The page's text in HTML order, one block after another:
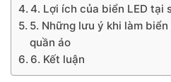
4. Lợi ích của biển LED tại
5. Những lưu ý khi làm
quần áo
6. Kết luận